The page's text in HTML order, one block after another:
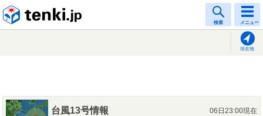
検索 メニュー
現在地
台風13号情報
06日23:00現在